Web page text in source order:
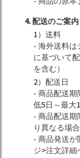
4. 配送のご案内
1）送料
- 海外送料は
に基づいて
を含む）
2）配送日
- 商品配送期
低5日～最大
- 商品配送期
り異なる場
- 商品発送が
ジ>注文詳細